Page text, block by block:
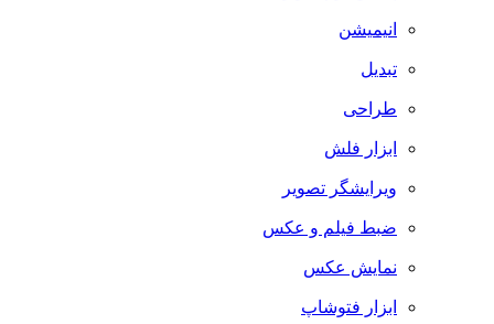
انیمیشن
تبدیل
طراحی
ابزار فلش
ویرایشگر تصویر
ضبط فيلم و عكس
نمایش عکس
ابزار فتوشاپ